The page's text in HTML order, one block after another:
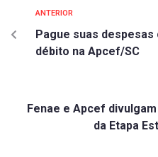
ANTERIOR
Pague suas
débito na Apcef/SC
Fenae e Apcef
da Etapa